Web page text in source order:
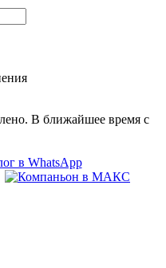
В ближайшее время с